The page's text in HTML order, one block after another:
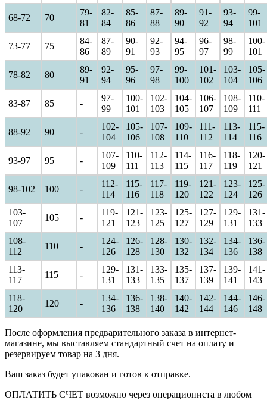
68-72 70
79-
81
82-
84
85-
86
87-
88
89-
90
91-
92
93-
94
99-
101
73-77 75
84-
86
87-
89
90-
91
92-
93
94-
95
96-
97
98-
99
100-
101
78-82 80
89-
91
92-
94
95-
96
97-
98
99-
100
101-
102
103-
104
105-
106
83-87 85 -
97-
99
100-
101
102-
103
104-
105
106-
107
108-
109
110-
111
88-92 90 -
102-
104
105-
106
107-
108
109-
110
111-
112
113-
114
115-
116
93-97 95 -
107-
109
110-
111
112-
113
114-
115
116-
117
118-
119
120-
121
98-102 100 -
112-
114
115-
116
117-
118
119-
120
121-
122
123-
124
125-
126
103-
107
105 -
119-
121
121-
123
123-
125
125-
127
127-
129
129-
131
131-
133
108-
112
110 -
124-
126
126-
128
128-
130
130-
132
132-
134
134-
136
136-
138
113-
117
115 -
129-
131
131-
133
133-
135
135-
137
137-
139
139-
141
141-
143
118-
120
120 -
134-
136
136-
138
138-
140
140-
142
142-
144
144-
146
146-
148
После оформления предварительного заказа в интернет-
магазине, мы выставляем стандартный счет на оплату и
резервируем товар на 3 дня.
Ваш заказ будет упакован и готов к отправке.
ОПЛАТИТЬ СЧЕТ возможно через операциониста в любом